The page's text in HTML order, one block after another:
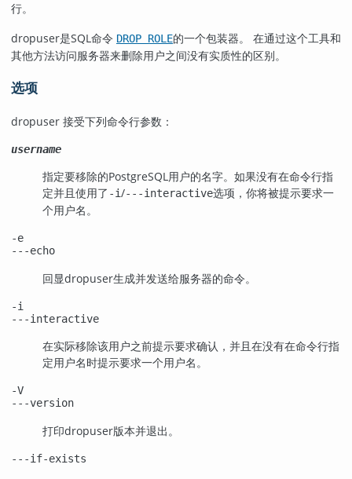
行。
dropuser是SQL命令 DROP ROLE的一个包装器。 在通过这个工具和
其他方法访问服务器来删除用户之间没有实质性的区别。
选项
dropuser 接受下列命令行参数：
username
指定要移除的PostgreSQL用户的名字。如果没有在命令行指
定并且使用了 -i/---interactive选项，你将被提示要求一
个用户名。
-e
---echo
回显dropuser生成并发送给服务器的命令。
-i
---interactive
在实际移除该用户之前提示要求确认，并且在没有在命令行指
定用户名时提示要求一个用户名。
-V
---version
打印dropuser版本并退出。
---if-exists